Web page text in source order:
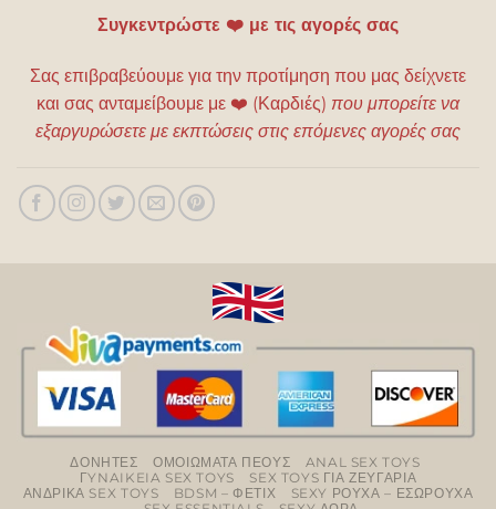
Συγκεντρώστε ❤️ με τις αγορές σας
Σας επιβραβεύουμε για την προτίμηση που μας δείχνετε
και σας ανταμείβουμε με ❤️ (Καρδιές) που μπορείτε να
εξαργυρώσετε με εκπτώσεις στις επόμενες αγορές σας
ΔΟΝΗΤΕΣ ΟΜΟΙΩΜΑΤΑ ΠΕΟΥΣ
ANAL SEX TOYS
ΓYNAIKEIA SEX TOYS
SEX TOYS ΓΙΑ ΖΕΥΓΑΡΙΑ
ΑΝΔΡΙΚΑ SEX TOYS
BDSM – ΦΕΤΙΧ
SEXY ΡΟΥΧΑ – ΕΣΩΡΟΥΧΑ